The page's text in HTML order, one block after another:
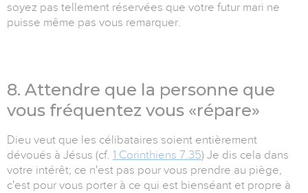
soyez pas tellement réservées que votre futur mari ne
puisse même pas vous remarquer.
8. Attendre que la personne que
vous fréquentez vous «répare»
Dieu veut que les célibataires soient entièrement
dévoués à Jésus (cf. 1 Corinthiens 7.35) Je dis cela dans
votre intérêt; ce n'est pas pour vous prendre au piège,
c'est pour vous porter à ce qui est bienséant et propre à